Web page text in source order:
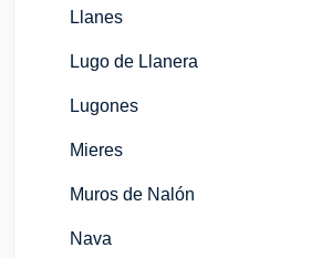
Llanes
Lugo de Llanera
Lugones
Mieres
Muros de Nalón
Nava